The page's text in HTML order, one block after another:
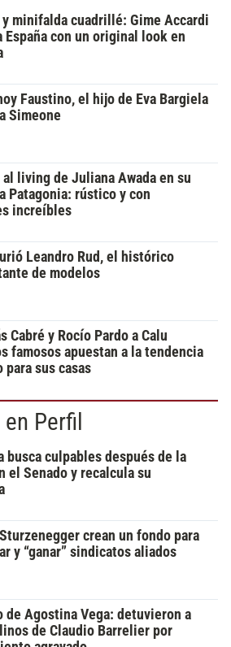
y minifalda cuadrillé: Gime Accardi
España con un original look en
Faustino, el hijo de Eva Bargiela
Simeone
al living de Juliana Awada en su
Patagonia: rústico y con
increíbles
Leandro Rud, el histórico
de modelos
Cabré y Rocío Pardo a Calu
famosos apuestan a la tendencia
para sus casas
Perfil
busca culpables después de la
el Senado y recalcula su
crean un fondo para
y “ganar” sindicatos aliados
de Agostina Vega: detuvieron a
de Claudio Barrelier por